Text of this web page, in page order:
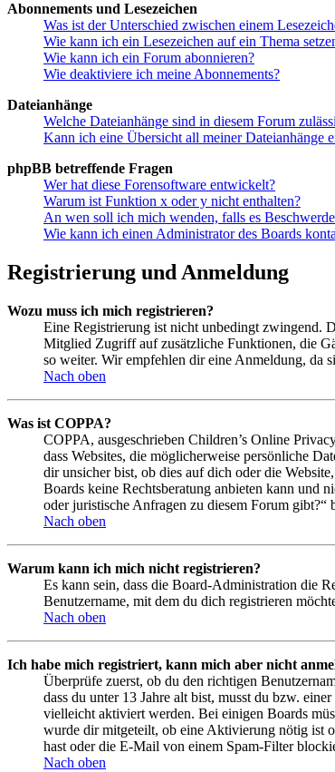
Abonnements und Lesezeichen
Was ist der Unterschied zwischen einem
Wie kann ich ein Lesezeichen auf ein Thema
Wie kann ich ein Forum abonnieren?
Wie deaktiviere ich meine Abonnements?
Dateianhänge
Welche Dateianhänge sind in diesem Forum
Kann ich eine Übersicht all meiner Dateianhänge
phpBB betreffende Fragen
Wer hat diese Forensoftware entwickelt?
Warum ist Funktion x oder y nicht enthalten?
An wen soll ich mich wenden, falls es
Wie kann ich einen Administrator des Boards
Registrierung und Anmeldung
Wozu muss ich mich registrieren?
Eine Registrierung ist nicht unbedingt zwingend.
Mitglied Zugriff auf zusätzliche Funktionen, die
so weiter. Wir empfehlen dir eine Anmeldung, da
Nach oben
Was ist COPPA?
COPPA, ausgeschrieben Children’s Online
dass Websites, die möglicherweise persönliche
dir unsicher bist, ob dies auf dich oder die
Boards keine Rechtsberatung anbieten kann und
oder juristische Anfragen zu diesem Forum gibt?“
Nach oben
Warum kann ich mich nicht registrieren?
Es kann sein, dass die Board-Administration die
Benutzername, mit dem du dich registrieren
Nach oben
Ich habe mich registriert, kann mich aber nicht
Überprüfe zuerst, ob du den richtigen
dass du unter 13 Jahre alt bist, musst du bzw.
vielleicht aktiviert werden. Bei einigen Boards
wurde dir mitgeteilt, ob eine Aktivierung nötig ist
hast oder die E-Mail von einem Spam-Filter
Nach oben